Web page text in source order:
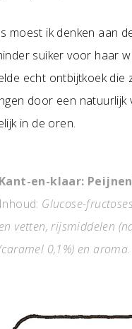
moest ik denken aan
suiker voor haar
echt ontbijtkoek die
door een natuurlijk
in de oren.
Kant-en-klaar:
Inhoud: Glucose-
en vetten, rijsmiddelen
0,1%) en aroma.